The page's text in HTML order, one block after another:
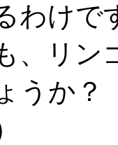
わけで
、リン
うか？